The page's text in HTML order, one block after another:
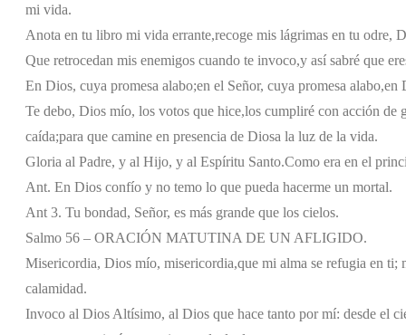
mi vida.
Anota en tu libro mi vida errante,recoge mis lágrimas en tu odre,
Que retrocedan mis enemigos cuando te invoco,y así sabré que
En Dios, cuya promesa alabo;en el Señor, cuya promesa alabo,en
Te debo, Dios mío, los votos que hice,los cumpliré con acción de
caída;para que camine en presencia de Diosa la luz de la vida.
Gloria al Padre, y al Hijo, y al Espíritu Santo.Como era en el
Ant. En Dios confío y no temo lo que pueda hacerme un mortal.
Ant 3. Tu bondad, Señor, es más grande que los cielos.
Salmo 56 – ORACIÓN MATUTINA DE UN AFLIGIDO.
Misericordia, Dios mío, misericordia,que mi alma se refugia en ti;
calamidad.
Invoco al Dios Altísimo, al Dios que hace tanto por mí: desde el